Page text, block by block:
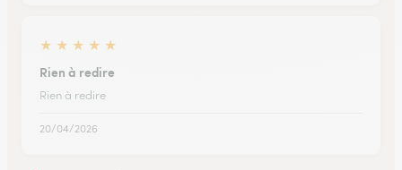
★ ★ ★ ★ ★
Rien à redire
Rien à redire
20/04/2026